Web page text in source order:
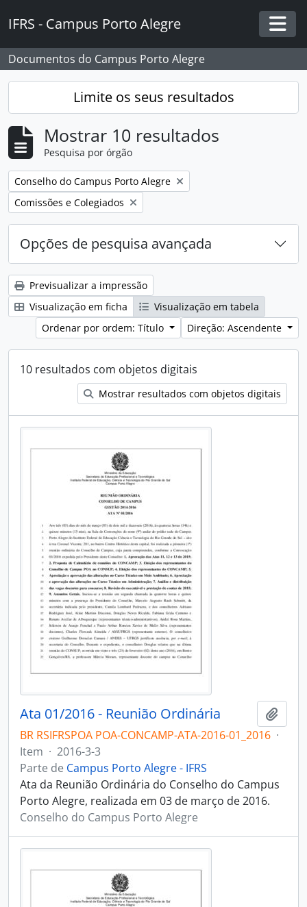
IFRS - Campus Porto Alegre
Documentos do Campus Porto Alegre
Limite os seus resultados
Mostrar 10 resultados
Pesquisa por órgão
Remover filtro:
Conselho do Campus Porto Alegre
Remover filtro:
Comissões e Colegiados
Opções de pesquisa avançada
Previsualizar a impressão
Visualização em ficha
Visualização em tabela
Ordenar por ordem: Título
Direção: Ascendente
10 resultados com objetos digitais
Mostrar resultados com objetos digitais
Ata 01/2016 - Reunião Ordinária
BR RSIFRSPOA POA-CONCAMP-ATA-2016-01_2016 ·
Item · 2016-3-3
Parte de Campus Porto Alegre - IFRS
Ata da Reunião Ordinária do Conselho do Campus
Porto Alegre, realizada em 03 de março de 2016.
Conselho do Campus Porto Alegre